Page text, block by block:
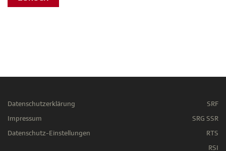
Datenschutzerklärung
Impressum
Datenschutz-Einstellungen
SRF
SRG SSR
RTS
RSI